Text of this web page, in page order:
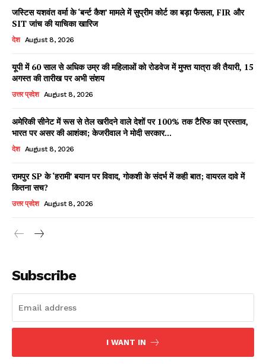
Facebook
X WhatsApp
Share
Read Latest News on AIN
जस्टिस यशवंत वर्मा के ‘बर्न्ट कैश’ मामले में सुप्रीम कोर्ट का बड़ा फैसला, FIR और
SIT जांच की याचिका खारिज
देश August 8, 2026
यूपी में 60 साल से अधिक उम्र की महिलाओं को रोडवेज में मुफ्त यात्रा की तैयारी, 15
अगस्त की तारीख पर अभी संशय
उत्तर प्रदेश August 8, 2026
अमेरिकी सीनेट में रूस से तेल खरीदने वाले देशों पर 100% तक टैरिफ का प्रस्ताव,
भारत पर असर की आशंका; केजरीवाल ने मोदी सरकार...
देश August 8, 2026
रामपुर SP के ‘हरामी’ बयान पर विवाद, गोकशी के संदर्भ में कही बात; वायरल दावे में
कितना सच?
उत्तर प्रदेश August 8, 2026
Subscribe
I WANT IN